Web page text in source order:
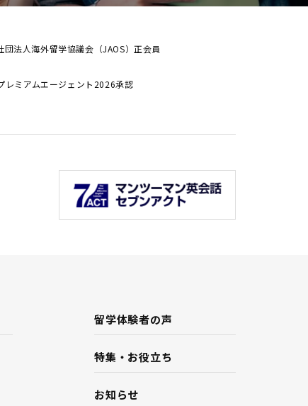
団法人海外留学協議会（JAOS）正会員
レミアムエージェント2026承認
留学体験者の声
特集・お役立ち
お知らせ